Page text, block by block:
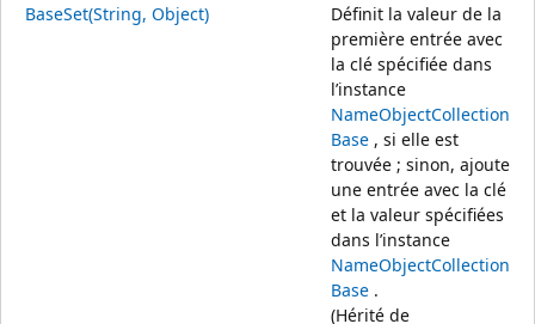
BaseSet(String, Object)
Définit la valeur de la
première entrée avec
la clé spécifiée dans
l’instance
NameObjectCollection
Base , si elle est
trouvée ; sinon, ajoute
une entrée avec la clé
et la valeur spécifiées
dans l’instance
NameObjectCollection
Base .
(Hérité de